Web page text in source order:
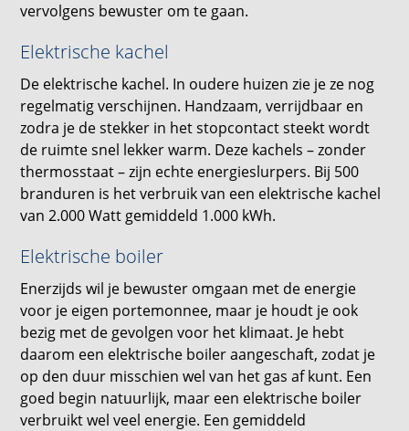
vervolgens bewuster om te gaan.
Elektrische kachel
De elektrische kachel. In oudere huizen zie je ze nog
regelmatig verschijnen. Handzaam, verrijdbaar en
zodra je de stekker in het stopcontact steekt wordt
de ruimte snel lekker warm. Deze kachels – zonder
thermosstaat – zijn echte energieslurpers. Bij 500
branduren is het verbruik van een elektrische kachel
van 2.000 Watt gemiddeld 1.000 kWh.
Elektrische boiler
Enerzijds wil je bewuster omgaan met de energie
voor je eigen portemonnee, maar je houdt je ook
bezig met de gevolgen voor het klimaat. Je hebt
daarom een elektrische boiler aangeschaft, zodat je
op den duur misschien wel van het gas af kunt. Een
goed begin natuurlijk, maar een elektrische boiler
verbruikt wel veel energie. Een gemiddeld